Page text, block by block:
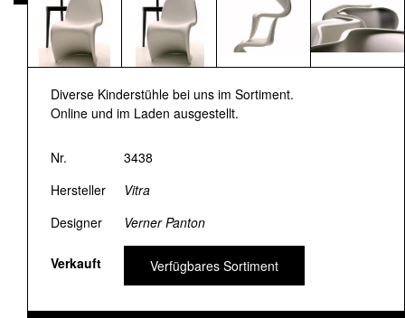
Diverse Kinderstühle bei uns im Sortiment.
Online und im Laden ausgestellt.
Nr.
3438
Hersteller
Vitra
Designer
Verner Panton
Verkauft Verfügbares Sortiment